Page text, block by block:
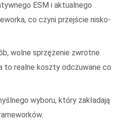
ESM i aktualnego
co czyni przejście nisko-
wolne sprzężenie zwrotne
to realne koszty odczuwane co
wyboru, który zakładają